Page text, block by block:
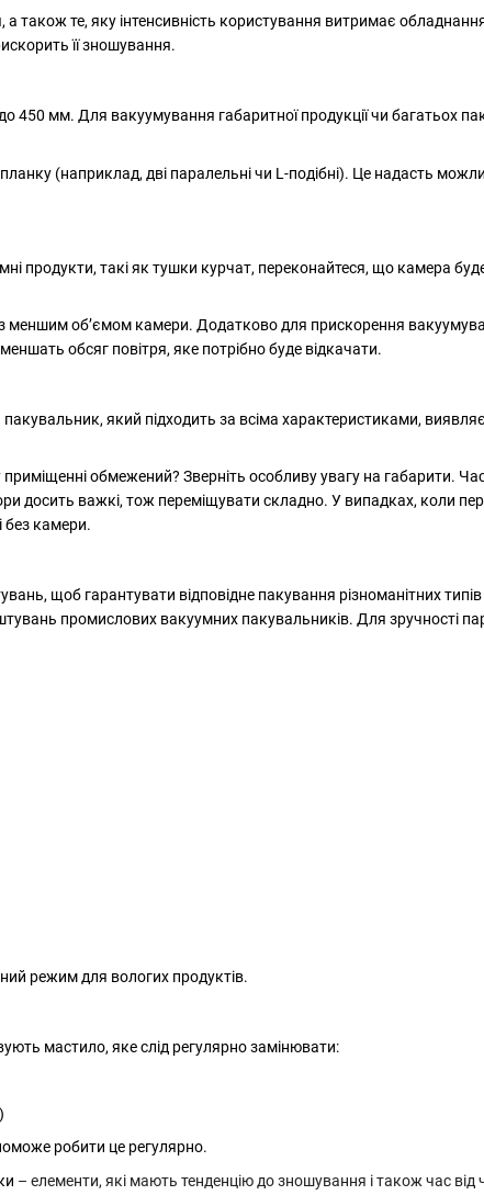
а також те, яку інтенсивність користування витримає
її зношування.
450 мм. Для вакуумування габаритної продукції чи багатьох
(наприклад, дві паралельні чи L-подібні). Це надасть
продукти, такі як тушки курчат, переконайтеся, що камера
меншим об’ємом камери. Додатково для прискорення
обсяг повітря, яке потрібно буде відкачати.
який підходить за всіма характеристиками,
обмежений? Зверніть особливу увагу на габарити.
досить важкі, тож переміщувати складно. У випадках, коли
без камери.
щоб гарантувати відповідне пакування різноманітних
промислових вакуумних пакувальників. Для зручності
режим для вологих продуктів.
мастило, яке слід регулярно замінювати:
робити це регулярно.
– елементи, які мають тенденцію до зношування і також час від